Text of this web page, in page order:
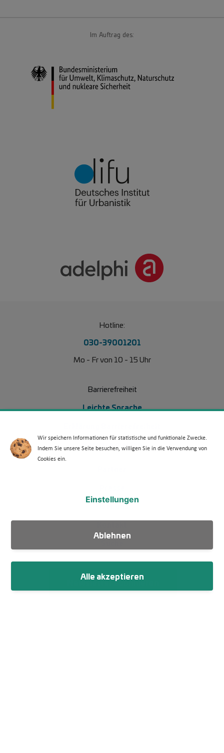
Im Auftrag des:
Hotline:
030-39001201
Mo - Fr von 10 - 15 Uhr
Barrierefreiheit
Leichte Sprache
Barriere melden
Über uns
Newsletter abonnieren
Wir speichern Informationen für statistische und funktionale Zwecke.
Indem Sie unsere Seite besuchen, willigen Sie in die Verwendung von
Cookies ein.
Ablehnen
Einstellungen
Alle akzeptieren